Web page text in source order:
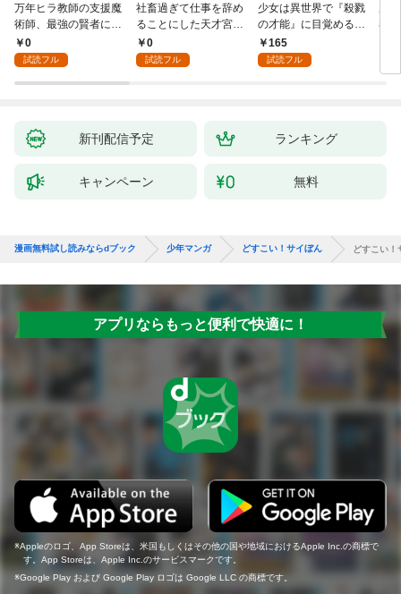
万年ヒラ教師の支援魔
術師、最強の賢者にな
る～不人気の支援魔術
師は給料泥棒だと魔術
が、出世した元教え子
0
試読フル
社畜過ぎて仕事を辞め
ることにした天才宮廷
魔術師～辺境の地でス
ローライフを夢見る
0
試読フル
少女は異世界で『殺戮
の才能』に目覚める
(話売り) #1
165
試読フル
者
新刊配信予定 ランキング
キャンペーン 無料
漫画無料試し読みならdブック 少年マンガ どすこい！サイぼん どすこい！
アプリならもっと便利で快適に！
Appleのロゴ、App Storeは、米国もしくはその他の国や地域におけるApple Inc.の商標で
す。App Storeは、Apple Inc.のサービスマークです。
Google Play および Google Play ロゴは Google LLC の商標です。